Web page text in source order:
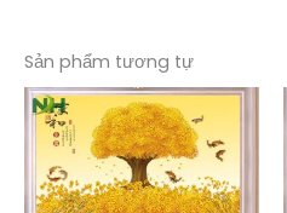
Sản phẩm tương tự